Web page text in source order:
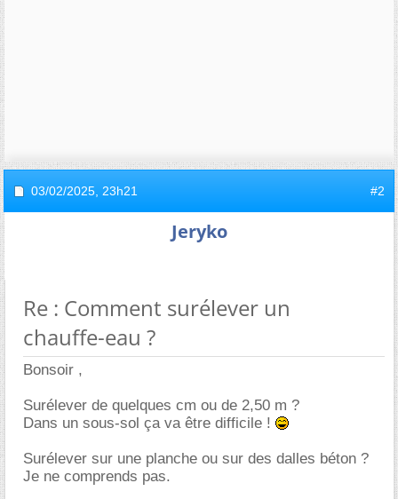
03/02/2025, 23h21 #2
Jeryko
Re : Comment surélever un
chauffe-eau ?
Bonsoir ,
Surélever de quelques cm ou de 2,50 m ?
Dans un sous-sol ça va être difficile !
Surélever sur une planche ou sur des dalles béton ?
Je ne comprends pas.